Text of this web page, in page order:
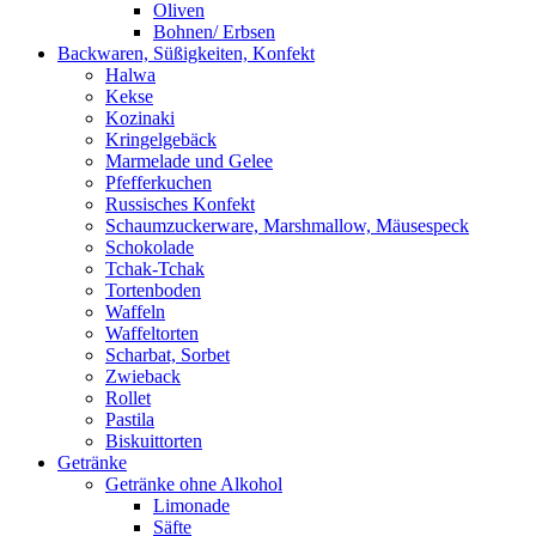
Oliven
Bohnen/ Erbsen
Backwaren, Süßigkeiten, Konfekt
Halwa
Kekse
Kozinaki
Kringelgebäck
Marmelade und Gelee
Pfefferkuchen
Russisches Konfekt
Schaumzuckerware, Marshmallow, Mäusespeck
Schokolade
Tchak-Tchak
Tortenboden
Waffeln
Waffeltorten
Scharbat, Sorbet
Zwieback
Rollet
Pastila
Biskuittorten
Getränke
Getränke ohne Alkohol
Limonade
Säfte